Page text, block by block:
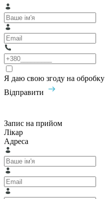
Я даю свою згоду на
Відправити
Запис на прийом
Лікар
Адреса